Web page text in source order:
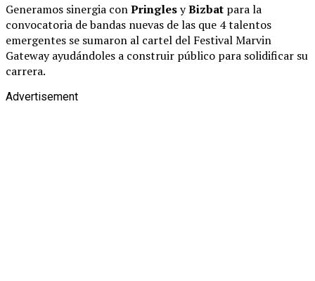
Generamos sinergia conPringlesyBizbat para la
convocatoria de bandas nuevas de las que 4 talentos
emergentes se sumaron al cartel del Festival Marvin
Gateway ayudándoles a construir público para solidificar su
carrera.
Advertisement